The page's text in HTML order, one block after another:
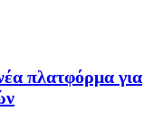
πλατφόρμα για